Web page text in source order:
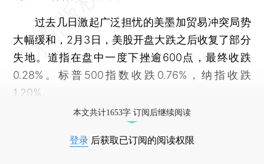
过去几日激起广泛担忧的美墨加贸易冲突局势
大幅缓和，2月3日，美股开盘大跌之后收复了部分
失地。道指在盘中一度下挫逾600点，最终收跌
0.28%。标普500指数收跌0.76%，纳指收跌
1.20%。
本文共计1653字 订阅后继续阅读
登录 后获取已订阅的阅读权限